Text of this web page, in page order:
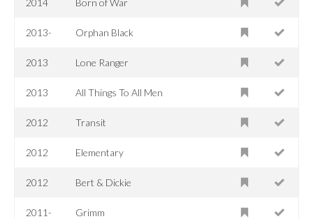
2013- Orphan Black
2013 Lone Ranger
2013 All Things To All Men
2012 Transit
2012 Elementary
2012 Bert & Dickie
2011- Grimm